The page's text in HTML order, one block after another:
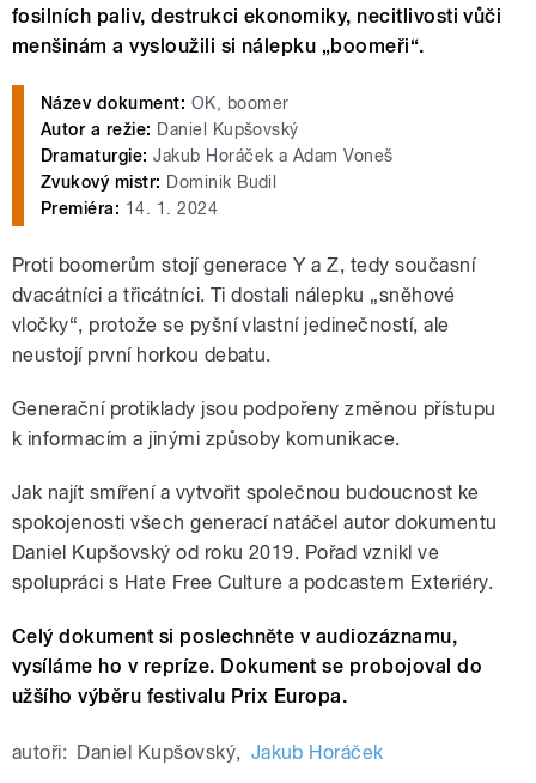
fosilních paliv, destrukci ekonomiky, necitlivosti vůči
menšinám a vysloužili si nálepku „boomeři“.
Název dokument: OK, boomer
Autor a režie: Daniel Kupšovský
Dramaturgie: Jakub Horáček a Adam Voneš
Zvukový mistr: Dominik Budil
Premiéra: 14. 1. 2024
Proti boomerům stojí generace Y a Z, tedy současní
dvacátníci a třicátníci. Ti dostali nálepku „sněhové
vločky“, protože se pyšní vlastní jedinečností, ale
neustojí první horkou debatu.
Generační protiklady jsou podpořeny změnou přístupu
k informacím a jinými způsoby komunikace.
Jak najít smíření a vytvořit společnou budoucnost ke
spokojenosti všech generací natáčel autor dokumentu
Daniel Kupšovský od roku 2019. Pořad vznikl ve
spolupráci s Hate Free Culture a podcastem Exteriéry.
Celý dokument si poslechněte v audiozáznamu,
vysíláme ho v repríze. Dokument se probojoval do
užšího výběru festivalu Prix Europa.
autoři: Daniel Kupšovský, Jakub Horáček